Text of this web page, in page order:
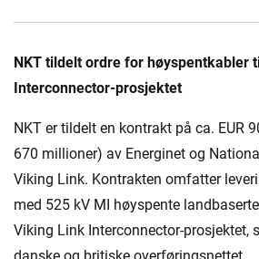
NKT tildelt ordre for høyspentkabler
Interconnector-prosjektet
NKT er tildelt en kontrakt på ca. EUR
670 millioner) av Energinet og
Viking Link. Kontrakten omfatter
med 525 kV MI høyspente
Viking Link Interconnector-prosjektet,